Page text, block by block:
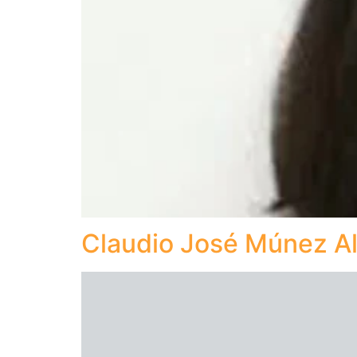
Claudio José Múnez